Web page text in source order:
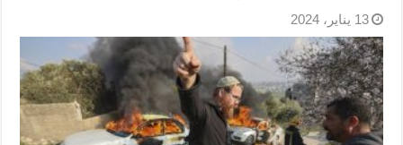
13 يناير، 2024